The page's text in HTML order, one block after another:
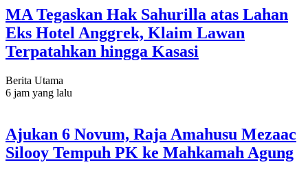
MA Tegaskan Hak Sahurilla atas Lahan
Eks Hotel Anggrek, Klaim Lawan
Terpatahkan hingga Kasasi
Berita Utama
6 jam yang lalu
Ajukan 6 Novum, Raja Amahusu Mezaac
Silooy Tempuh PK ke Mahkamah Agung